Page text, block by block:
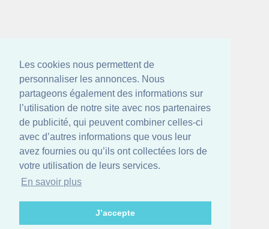
Les cookies nous permettent de
personnaliser les annonces. Nous
partageons également des informations sur
l’utilisation de notre site avec nos partenaires
de publicité, qui peuvent combiner celles-ci
avec d’autres informations que vous leur
avez fournies ou qu’ils ont collectées lors de
votre utilisation de leurs services.
En savoir plus
J’accepte